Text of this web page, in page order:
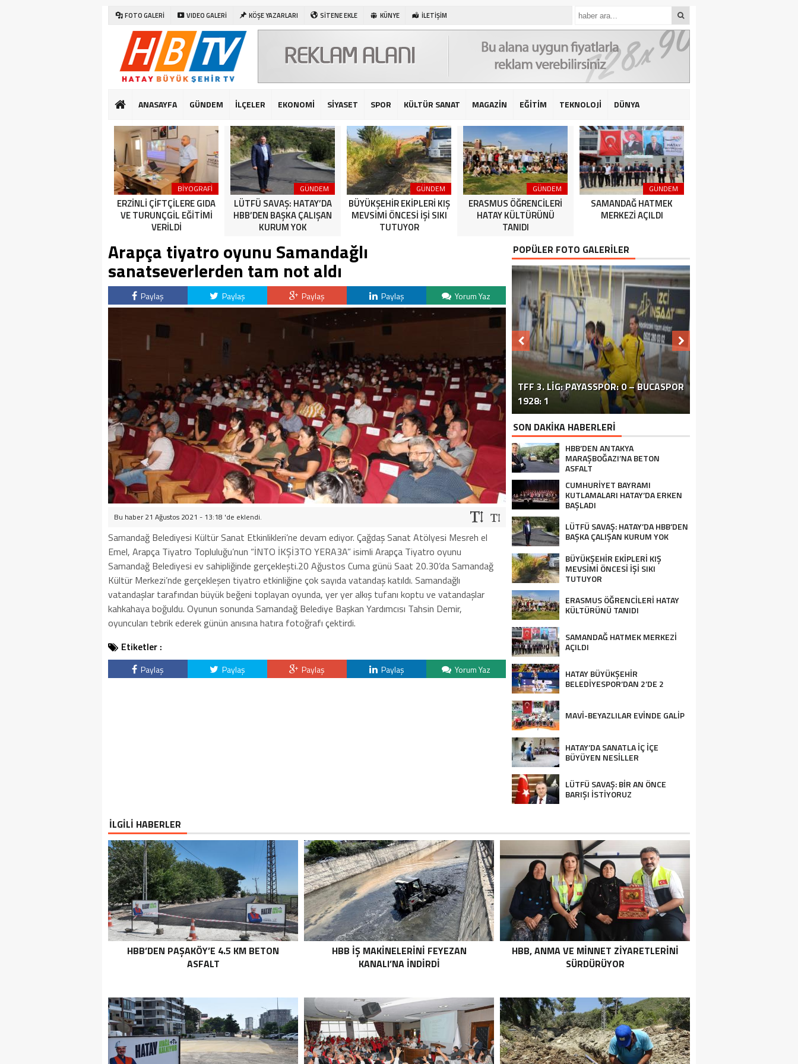
FOTO GALERİ VIDEO GALERİ KÖŞE YAZARLARI SİTENE EKLE KÜNYE İLETİŞİM
ANASAYFA GÜNDEM İLÇELER EKONOMİ SİYASET SPOR KÜLTÜR SANAT MAGAZİN EĞİTİM TEKNOLOJİ DÜNYA
SAĞLIK
BİYOGRAFİ
ERZİNLİ ÇİFTÇİLERE GIDA
VE TURUNÇGİL EĞİTİMİ
VERİLDİ
GÜNDEM
LÜTFÜ SAVAŞ: HATAY’DA
HBB’DEN BAŞKA ÇALIŞAN
KURUM YOK
GÜNDEM
BÜYÜKŞEHİR EKİPLERİ KIŞ
MEVSİMİ ÖNCESİ İŞİ SIKI
TUTUYOR
GÜNDEM
ERASMUS ÖĞRENCİLERİ
HATAY KÜLTÜRÜNÜ
TANIDI
GÜNDEM
SAMANDAĞ HATMEK
MERKEZİ AÇILDI
Arapça tiyatro oyunu Samandağlı
sanatseverlerden tam not aldı
Paylaş Paylaş Paylaş Paylaş Yorum Yaz
Bu haber 21 Ağustos 2021 - 13:18 'de eklendi.
Samandağ Belediyesi Kültür Sanat Etkinlikleri’ne devam ediyor. Çağdaş Sanat Atölyesi Mesreh el
Emel, Arapça Tiyatro Topluluğu’nun “İNTO İKŞİ3TO YERA3A” isimli Arapça Tiyatro oyunu
Samandağ Belediyesi ev sahipliğinde gerçekleşti.20 Ağustos Cuma günü Saat 20.30’da Samandağ
Kültür Merkezi’nde gerçekleşen tiyatro etkinliğine çok sayıda vatandaş katıldı. Samandağlı
vatandaşlar tarafından büyük beğeni toplayan oyunda, yer yer alkış tufanı koptu ve vatandaşlar
kahkahaya boğuldu. Oyunun sonunda Samandağ Belediye Başkan Yardımcısı Tahsin Demir,
oyuncuları tebrik ederek günün anısına hatıra fotoğrafı çektirdi.
Etiketler :
Paylaş Paylaş Paylaş Paylaş Yorum Yaz
POPÜLER FOTO GALERİLER
ERZİNLİ ÇİFTÇİLERE GIDA VE
TURUNÇGİL EĞİTİMİ VERİLDİ
HATAY’DAKI ÇATIŞMA VE PATLAMA:
BÖLGEDE OPERASYON SÜRÜYOR
TFF 3. LIG: PAYASSPOR: 0 – BUCASPOR
1928: 1
SİVİL TOPLUM ÖRGÜTLERİ ORTAK
BASIN TOPLANTISI FOTOĞRAF
SON DAKİKA HABERLERİ
HBB’DEN ANTAKYA
MARAŞBOĞAZI’NA BETON
ASFALT
CUMHURİYET BAYRAMI
KUTLAMALARI HATAY’DA ERKEN
BAŞLADI
LÜTFÜ SAVAŞ: HATAY’DA HBB’DEN
BAŞKA ÇALIŞAN KURUM YOK
BÜYÜKŞEHİR EKİPLERİ KIŞ
MEVSİMİ ÖNCESİ İŞİ SIKI
TUTUYOR
ERASMUS ÖĞRENCİLERİ HATAY
KÜLTÜRÜNÜ TANIDI
SAMANDAĞ HATMEK MERKEZİ
AÇILDI
HATAY BÜYÜKŞEHİR
BELEDİYESPOR’DAN 2’DE 2
MAVİ-BEYAZLILAR EVİNDE GALİP
HATAY’DA SANATLA İÇ İÇE
BÜYÜYEN NESİLLER
LÜTFÜ SAVAŞ: BİR AN ÖNCE
BARIŞI İSTİYORUZ
İLGİLİ HABERLER
HBB’DEN PAŞAKÖY’E 4.5 KM BETON
ASFALT
HBB İŞ MAKİNELERİNİ FEYEZAN
KANALI’NA İNDİRDİ
HBB, ANMA VE MİNNET ZİYARETLERİNİ
SÜRDÜRÜYOR